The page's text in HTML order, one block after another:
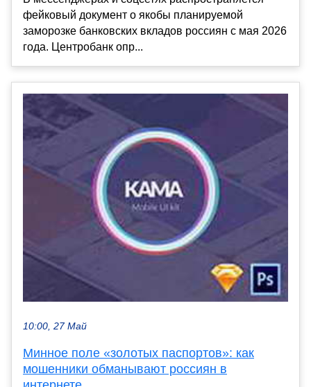
фейковый документ о якобы планируемой
заморозке банковских вкладов россиян с мая 2026
года. Центробанк опр...
10:00, 27 Май
Минное поле «золотых паспортов»: как
мошенники обманывают россиян в